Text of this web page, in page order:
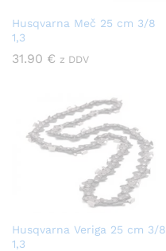
Husqvarna Meč 25 cm 3/8
1,3
31.90 € z DDV
Husqvarna Veriga 25 cm 3/8
1,3